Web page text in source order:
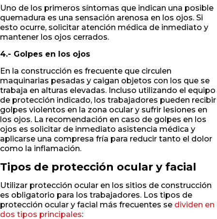
Uno de los primeros síntomas que indican una posible
quemadura es una sensación arenosa en los ojos. Si
esto ocurre, solicitar atención médica de inmediato y
mantener los ojos cerrados.
4.- Golpes en los ojos
En la construcción es frecuente que circulen
maquinarias pesadas y caigan objetos con los que se
trabaja en alturas elevadas. Incluso utilizando el equipo
de protección indicado, los trabajadores pueden recibir
golpes violentos en la zona ocular y sufrir lesiones en
los ojos. La recomendación en caso de golpes en los
ojos es solicitar de inmediato asistencia médica y
aplicarse una compresa fría para reducir tanto el dolor
como la inflamación.
Tipos de protección ocular y facial
Utilizar protección ocular en los sitios de construcción
es obligatorio para los trabajadores. Los tipos de
protección ocular y facial más frecuentes se dividen en
dos tipos principales: